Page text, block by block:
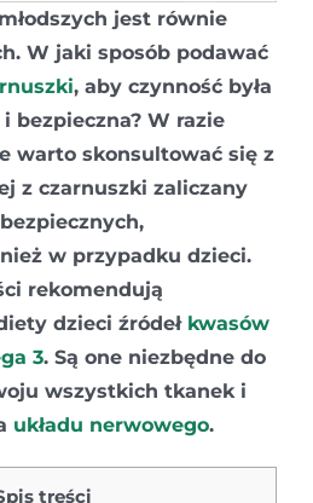
jest równie
W jaki sposób podawać
, aby czynność była
bezpieczna? W razie
warto skonsultować się z
z czarnuszki zaliczany
w przypadku dzieci.
rekomendują
dzieci źródeł kwasów
3. Są one niezbędne do
wszystkich tkanek i
układu nerwowego.
treści